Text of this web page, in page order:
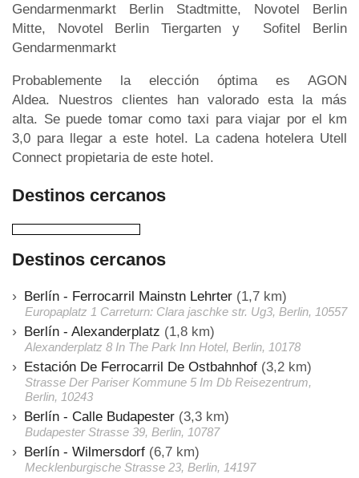
Gendarmenmarkt Berlin Stadtmitte, Novotel Berlin
Mitte, Novotel Berlin Tiergarten y Sofitel Berlin
Gendarmenmarkt
Probablemente la elección óptima es AGON
Aldea. Nuestros clientes han valorado esta la más
alta. Se puede tomar como taxi para viajar por el km
3,0 para llegar a este hotel. La cadena hotelera Utell
Connect propietaria de este hotel.
Destinos cercanos
Destinos cercanos
Berlín - Ferrocarril Mainstn Lehrter (1,7 km)
Europaplatz 1 Carreturn: Clara jaschke str. Ug3, Berlin, 10557
Berlín - Alexanderplatz (1,8 km)
Alexanderplatz 8 In The Park Inn Hotel, Berlin, 10178
Estación De Ferrocarril De Ostbahnhof (3,2 km)
Strasse Der Pariser Kommune 5 Im Db Reisezentrum,
Berlin, 10243
Berlín - Calle Budapester (3,3 km)
Budapester Strasse 39, Berlin, 10787
Berlín - Wilmersdorf (6,7 km)
Mecklenburgische Strasse 23, Berlin, 14197